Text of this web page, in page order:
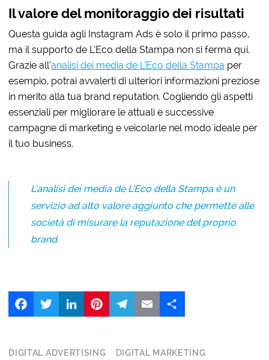
Il valore del monitoraggio dei risultati
Questa guida agli Instagram Ads è solo il primo passo,
ma il supporto de L’Eco della Stampa non si ferma qui.
Grazie all’analisi dei media de L’Eco della Stampa per
esempio, potrai avvalerti di ulteriori informazioni preziose
in merito alla tua brand reputation. Cogliendo gli aspetti
essenziali per migliorare le attuali e successive
campagne di marketing e veicolarle nel modo ideale per
il tuo business.
L’analisi dei media de L’Eco della Stampa è un
servizio ad alto valore aggiunto che permette alle
società di misurare la reputazione del proprio
brand.
LinkedIn
DIGITAL ADVERTISING
DIGITAL MARKETING